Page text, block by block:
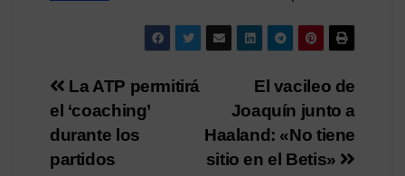
Navegación
de
entradas
El vacileo de
Joaquín junto a
Haaland: «No tiene
sitio en el Betis»
La ATP permitirá
el ‘coaching’
durante los
partidos